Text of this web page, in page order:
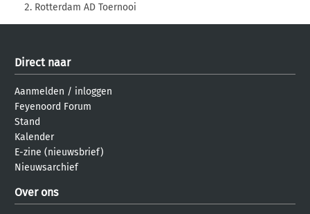
Rotterdam AD Toernooi
Direct naar
Aanmelden / inloggen
Feyenoord Forum
Stand
Kalender
E-zine (nieuwsbrief)
Nieuwsarchief
Over ons